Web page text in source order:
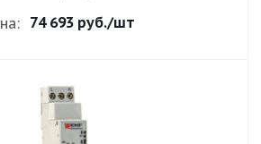
74 693 руб./шт